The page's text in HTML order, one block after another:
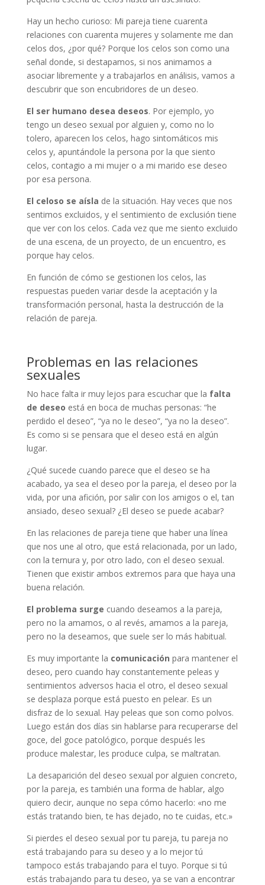
Hay un hecho curioso: Mi pareja tiene cuarenta
relaciones con cuarenta mujeres y solamente me dan
celos dos, ¿por qué? Porque los celos son como una
señal donde, si destapamos, si nos animamos a
asociar libremente y a trabajarlos en análisis, vamos a
descubrir que son encubridores de un deseo.
El ser humano desea deseos. Por ejemplo, yo
tengo un deseo sexual por alguien y, como no lo
tolero, aparecen los celos, hago sintomáticos mis
celos y, apuntándole la persona por la que siento
celos, contagio a mi mujer o a mi marido ese deseo
por esa persona.
El celoso se aísla de la situación. Hay veces que nos
sentimos excluidos, y el sentimiento de exclusión tiene
que ver con los celos. Cada vez que me siento excluido
de una escena, de un proyecto, de un encuentro, es
porque hay celos.
En función de cómo se gestionen los celos, las
respuestas pueden variar desde la aceptación y la
transformación personal, hasta la destrucción de la
relación de pareja.
Problemas en las relaciones
sexuales
No hace falta ir muy lejos para escuchar que la falta
de deseo está en boca de muchas personas: “he
perdido el deseo”, “ya no le deseo”, “ya no la deseo”.
Es como si se pensara que el deseo está en algún
lugar.
¿Qué sucede cuando parece que el deseo se ha
acabado, ya sea el deseo por la pareja, el deseo por la
vida, por una afición, por salir con los amigos o el, tan
ansiado, deseo sexual? ¿El deseo se puede acabar?
En las relaciones de pareja tiene que haber una línea
que nos une al otro, que está relacionada, por un lado,
con la ternura y, por otro lado, con el deseo sexual.
Tienen que existir ambos extremos para que haya una
buena relación.
El problema surge cuando deseamos a la pareja,
pero no la amamos, o al revés, amamos a la pareja,
pero no la deseamos, que suele ser lo más habitual.
Es muy importante la comunicación para mantener el
deseo, pero cuando hay constantemente peleas y
sentimientos adversos hacia el otro, el deseo sexual
se desplaza porque está puesto en pelear. Es un
disfraz de lo sexual. Hay peleas que son como polvos.
Luego están dos días sin hablarse para recuperarse del
goce, del goce patológico, porque después les
produce malestar, les produce culpa, se maltratan.
La desaparición del deseo sexual por alguien concreto,
por la pareja, es también una forma de hablar, algo
quiero decir, aunque no sepa cómo hacerlo: «no me
estás tratando bien, te has dejado, no te cuidas, etc.»
Si pierdes el deseo sexual por tu pareja, tu pareja no
está trabajando para su deseo y a lo mejor tú
tampoco estás trabajando para el tuyo. Porque si tú
estás trabajando para tu deseo, ya se van a encontrar